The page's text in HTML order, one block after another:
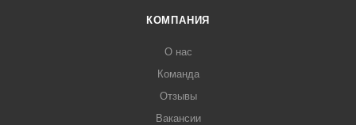
КОМПАНИЯ
О нас
Команда
Отзывы
Вакансии